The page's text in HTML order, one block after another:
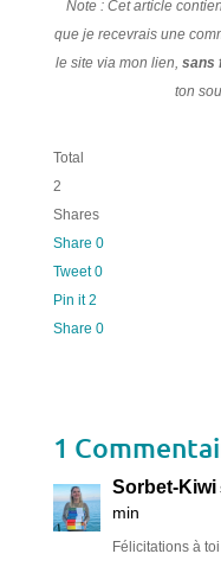
Note : Cet article
que je recevrais une
le site via mon lien,sans
ton
Total
2
Shares
Share 0
Tweet 0
Pin it 2
Share 0
1
Sorbet-Kiwi
min
Félicitations à